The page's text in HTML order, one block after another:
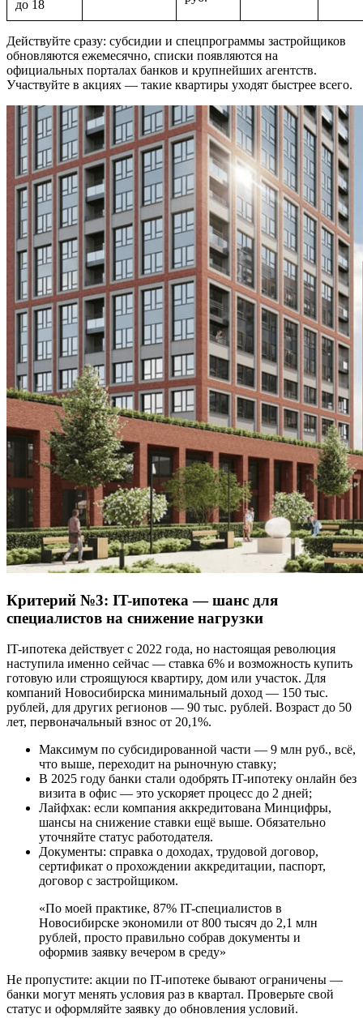
до 18
Действуйте сразу: субсидии и спецпрограммы застройщиков
обновляются ежемесячно, списки появляются на
официальных порталах банков и крупнейших агентств.
Участвуйте в акциях — такие квартиры уходят быстрее всего.
Критерий №3: IT-ипотека — шанс для
специалистов на снижение нагрузки
IT-ипотека действует с 2022 года, но настоящая революция
наступила именно сейчас — ставка 6% и возможность купить
готовую или строящуюся квартиру, дом или участок. Для
компаний Новосибирска минимальный доход — 150 тыс.
рублей, для других регионов — 90 тыс. рублей. Возраст до 50
лет, первоначальный взнос от 20,1%.
Максимум по субсидированной части — 9 млн руб., всё,
что выше, переходит на рыночную ставку;
В 2025 году банки стали одобрять IT-ипотеку онлайн без
визита в офис — это ускоряет процесс до 2 дней;
Лайфхак: если компания аккредитована Минцифры,
шансы на снижение ставки ещё выше. Обязательно
уточняйте статус работодателя.
Документы: справка о доходах, трудовой договор,
сертификат о прохождении аккредитации, паспорт,
договор с застройщиком.
«По моей практике, 87% IT-специалистов в
Новосибирске экономили от 800 тысяч до 2,1 млн
рублей, просто правильно собрав документы и
оформив заявку вечером в среду»
Не пропустите: акции по IT-ипотеке бывают ограничены —
банки могут менять условия раз в квартал. Проверьте свой
статус и оформляйте заявку до обновления условий.